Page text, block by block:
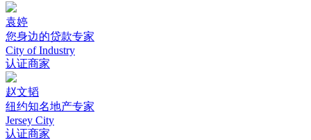
袁婷
您身边的贷款专家
City of Industry
认证商家
赵文韬
纽约知名地产专家
Jersey City
认证商家